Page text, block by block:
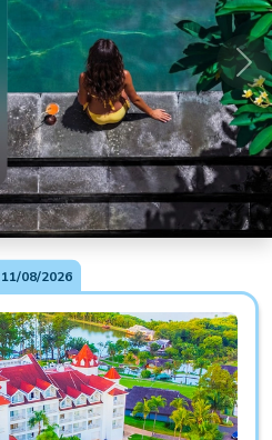
11/08/2026